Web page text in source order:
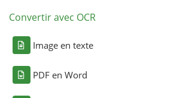
Convertir avec OCR
Image en texte
PDF en Word